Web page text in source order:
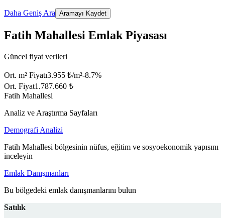
Daha Geniş Ara Aramayı Kaydet
Fatih Mahallesi Emlak Piyasası
Güncel fiyat verileri
Ort. m² Fiyatı3.955 ₺/m²-8.7%
Ort. Fiyat1.787.660 ₺
Fatih Mahallesi
Analiz ve Araştırma Sayfaları
Demografi Analizi
Fatih Mahallesi bölgesinin nüfus, eğitim ve sosyoekonomik yapısını
inceleyin
Emlak Danışmanları
Bu bölgedeki emlak danışmanlarını bulun
Satılık